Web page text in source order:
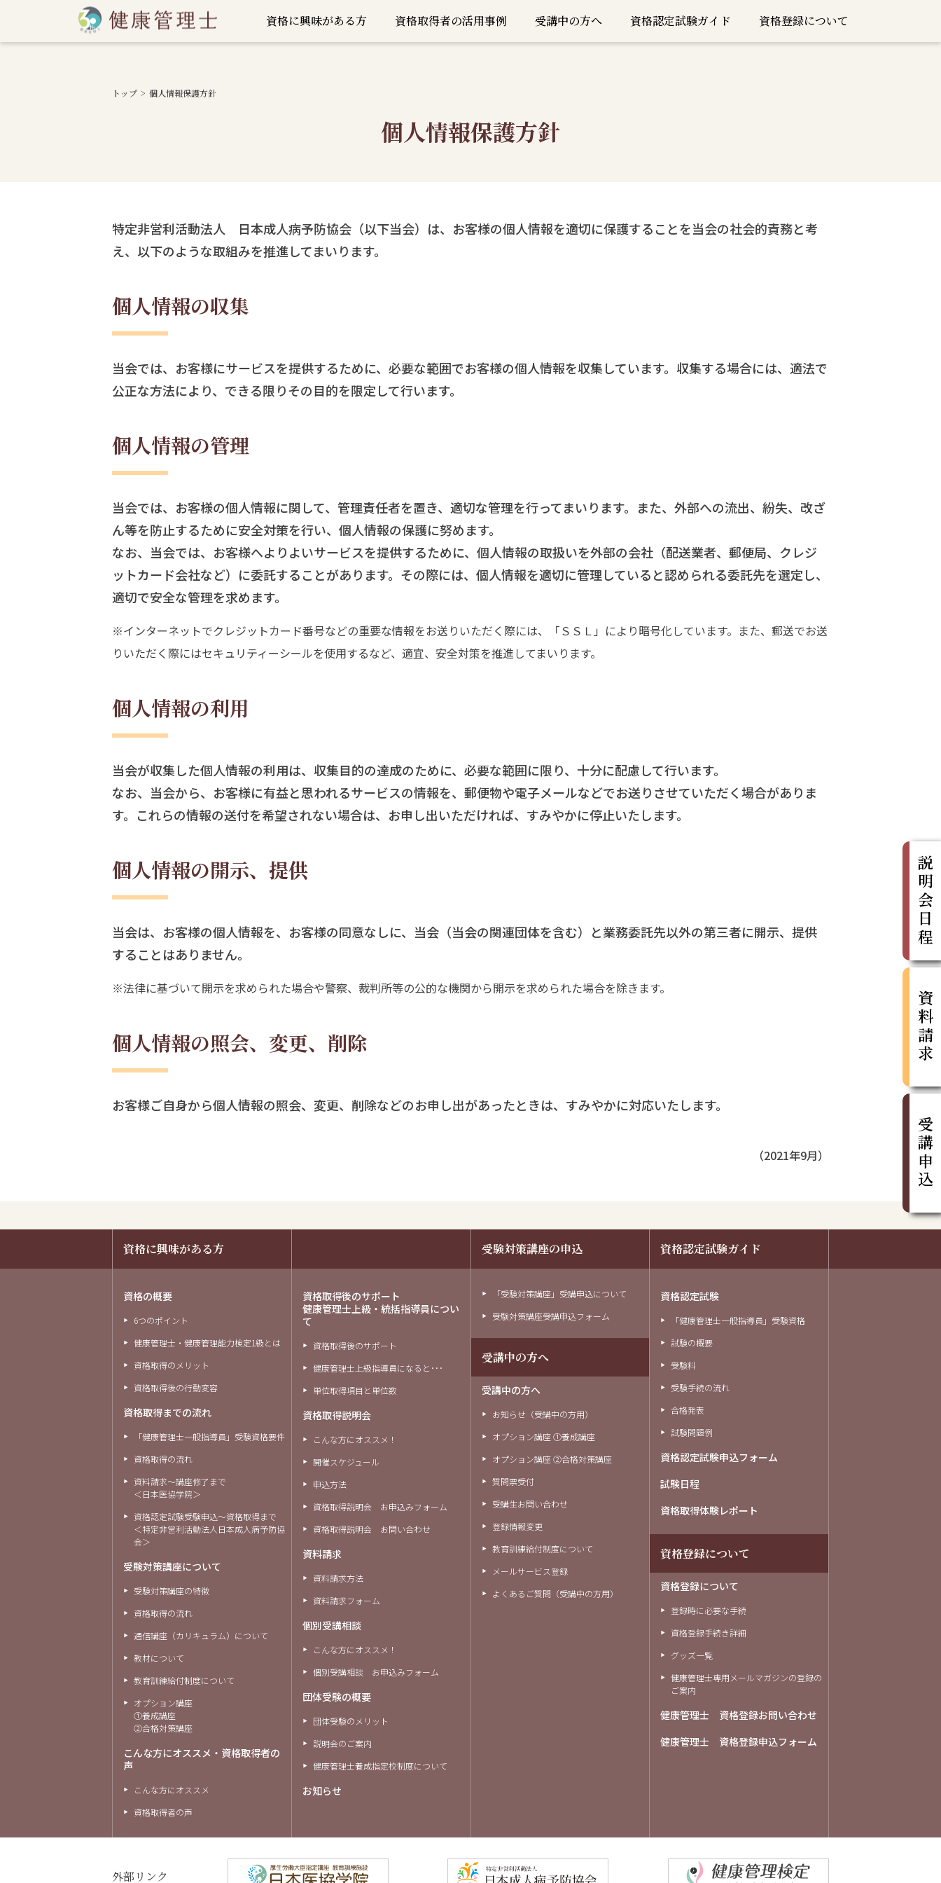
資格に興味がある方 資格取得者の活用事例 受講中の方へ 資格認定試験ガイド 資格登録について
トップ 個人情報保護方針
個人情報保護方針
特定非営利活動法人 日本成人病予防協会（以下当会）は、お客様の個人情報を適切に保護することを当会の社会的責務と考
え、以下のような取組みを推進してまいります。
個人情報の収集
当会では、お客様にサービスを提供するために、必要な範囲でお客様の個人情報を収集しています。収集する場合には、適法で
公正な方法により、できる限りその目的を限定して行います。
個人情報の管理
当会では、お客様の個人情報に関して、管理責任者を置き、適切な管理を行ってまいります。また、外部への流出、紛失、改ざ
ん等を防止するために安全対策を行い、個人情報の保護に努めます。
なお、当会では、お客様へよりよいサービスを提供するために、個人情報の取扱いを外部の会社（配送業者、郵便局、クレジ
ットカード会社など）に委託することがあります。その際には、個人情報を適切に管理していると認められる委託先を選定し、
適切で安全な管理を求めます。
※インターネットでクレジットカード番号などの重要な情報をお送りいただく際には、「ＳＳＬ」により暗号化しています。また、郵送でお送
りいただく際にはセキュリティーシールを使用するなど、適宜、安全対策を推進してまいります。
個人情報の利用
当会が収集した個人情報の利用は、収集目的の達成のために、必要な範囲に限り、十分に配慮して行います。
なお、当会から、お客様に有益と思われるサービスの情報を、郵便物や電子メールなどでお送りさせていただく場合がありま
す。これらの情報の送付を希望されない場合は、お申し出いただければ、すみやかに停止いたします。
個人情報の開示、提供
当会は、お客様の個人情報を、お客様の同意なしに、当会（当会の関連団体を含む）と業務委託先以外の第三者に開示、提供
することはありません。
※法律に基づいて開示を求められた場合や警察、裁判所等の公的な機関から開示を求められた場合を除きます。
個人情報の照会、変更、削除
お客様ご自身から個人情報の照会、変更、削除などのお申し出があったときは、すみやかに対応いたします。
（2021年9月）
資格に興味がある方 受験対策講座の申込 資格認定試験ガイド
資格の概要
6つのポイント
健康管理士・健康管理能力検定1級とは
資格取得のメリット
資格取得後の行動変容
資格取得までの流れ
「健康管理士一般指導員」受験資格要件
資格取得の流れ
資料請求～講座修了まで
＜日本医協学院＞
資格認定試験受験申込～資格取得まで
＜特定非営利活動法人日本成人病予防協
会＞
受験対策講座について
受験対策講座の特徴
資格取得の流れ
通信講座（カリキュラム）について
教材について
教育訓練給付制度について
オプション講座
①養成講座
②合格対策講座
こんな方にオススメ・資格取得者の
声
こんな方にオススメ
資格取得者の声
資格取得後のサポート
健康管理士上級・統括指導員につい
て
資格取得後のサポート
健康管理士上級指導員になると･･･
単位取得項目と単位数
資格取得説明会
こんな方にオススメ！
開催スケジュール
申込方法
資格取得説明会 お申込みフォーム
資格取得説明会 お問い合わせ
資料請求
資料請求方法
資料請求フォーム
個別受講相談
こんな方にオススメ！
個別受講相談 お申込みフォーム
団体受験の概要
団体受験のメリット
説明会のご案内
健康管理士養成指定校制度について
お知らせ
「受験対策講座」受講申込について
受験対策講座受講申込フォーム
受講中の方へ
受講中の方へ
お知らせ（受講中の方用）
オプション講座 ①養成講座
オプション講座 ②合格対策講座
質問票受付
受講生お問い合わせ
登録情報変更
教育訓練給付制度について
メールサービス登録
よくあるご質問（受講中の方用）
資格認定試験
「健康管理士一般指導員」受験資格
試験の概要
受験料
受験手続の流れ
合格発表
試験問題例
資格認定試験申込フォーム
試験日程
資格取得体験レポート
資格登録について
資格登録について
登録時に必要な手続
資格登録手続き詳細
グッズ一覧
健康管理士専用メールマガジンの登録の
ご案内
健康管理士 資格登録お問い合わせ
健康管理士 資格登録申込フォーム
外部リンク
説明会日程
資料請求
受講申込